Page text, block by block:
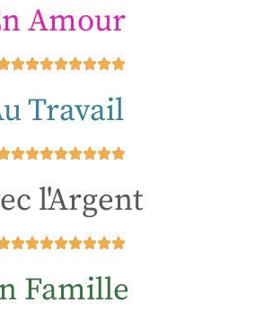
Amour
Travail
l'Argent
Famille